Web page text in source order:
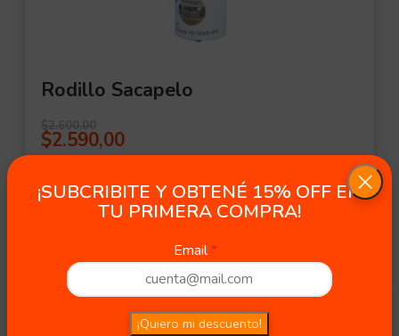
¡SUBCRIBITE Y OBTENÉ 15% OFF EN
TU PRIMERA COMPRA!
Email
¡Quiero mi descuento!
Rodillo Sacapelo
$
$2.590,00
2 in stock